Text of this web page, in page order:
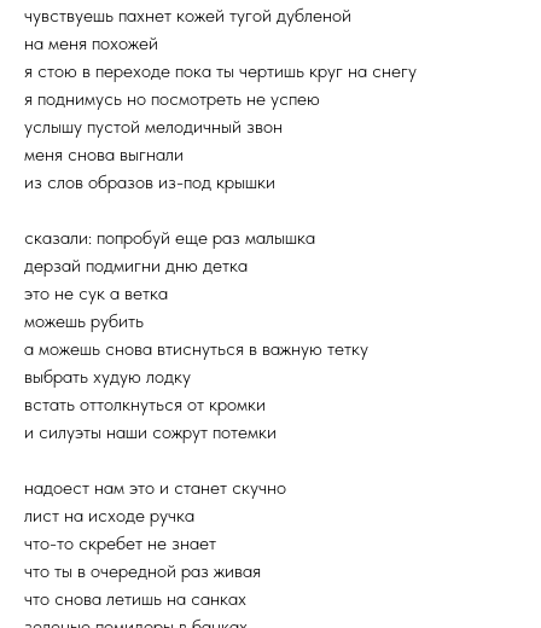
чувствуешь пахнет кожей тугой дубленой
на меня похожей
я стою в переходе пока ты чертишь круг на снегу
я поднимусь но посмотреть не успею
услышу пустой мелодичный звон
меня снова выгнали
из слов образов из-под крышки
сказали: попробуй еще раз малышка
дерзай подмигни дню детка
это не сук а ветка
можешь рубить
а можешь снова втиснуться в важную тетку
выбрать худую лодку
встать оттолкнуться от кромки
и силуэты наши сожрут потемки
надоест нам это и станет скучно
лист на исходе ручка
что-то скребет не знает
что ты в очередной раз живая
что снова летишь на санках